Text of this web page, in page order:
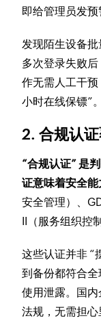
即给管理员发预
发现陌生设备批
多次登录失败
作无需人工干
小时在线保镖”。
2. 合规认
“合规认证” 是
证意味着安全
安全管理）、
II（服务组织控
这些认证并非 “
到备份都符合
使用泄露。国
法规，无需担心